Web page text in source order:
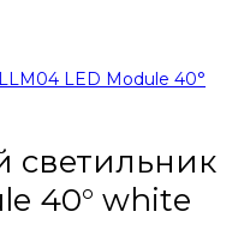
светильник
40° white